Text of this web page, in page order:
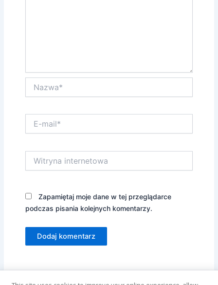
mail*
internetowa
Zapamiętaj moje dane w tej przeglądarce
podczas pisania kolejnych komentarzy.